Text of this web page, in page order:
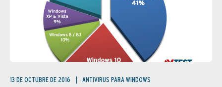
13 DE OCTUBRE DE 2016 ANTIVIRUS PARA WINDOWS